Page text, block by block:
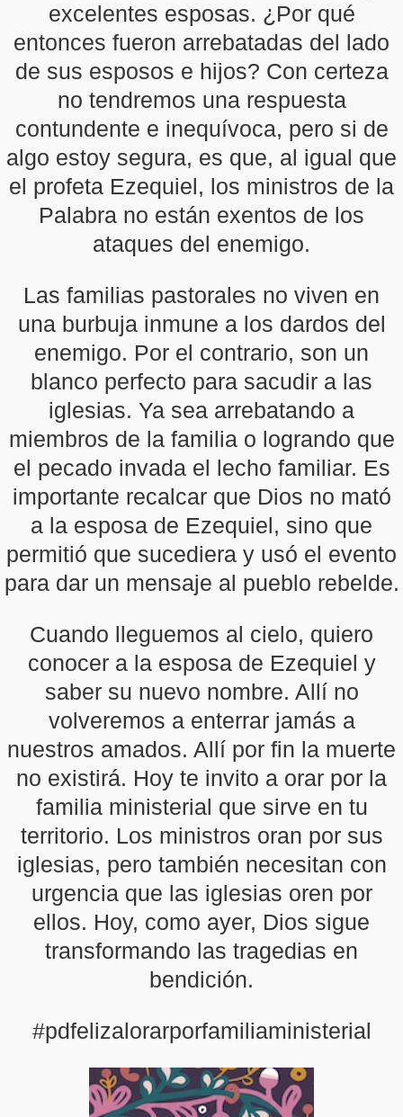
excelentes esposas. ¿Por qué
entonces fueron arrebatadas del lado
de sus esposos e hijos? Con certeza
no tendremos una respuesta
contundente e inequívoca, pero si de
algo estoy segura, es que, al igual que
el profeta Ezequiel, los ministros de la
Palabra no están exentos de los
ataques del enemigo.
Las familias pastorales no viven en
una burbuja inmune a los dardos del
enemigo. Por el contrario, son un
blanco perfecto para sacudir a las
iglesias. Ya sea arrebatando a
miembros de la familia o logrando que
el pecado invada el lecho familiar. Es
importante recalcar que Dios no mató
a la esposa de Ezequiel, sino que
permitió que sucediera y usó el evento
para dar un mensaje al pueblo rebelde.
Cuando lleguemos al cielo, quiero
conocer a la esposa de Ezequiel y
saber su nuevo nombre. Allí no
volveremos a enterrar jamás a
nuestros amados. Allí por fin la muerte
no existirá. Hoy te invito a orar por la
familia ministerial que sirve en tu
territorio. Los ministros oran por sus
iglesias, pero también necesitan con
urgencia que las iglesias oren por
ellos. Hoy, como ayer, Dios sigue
transformando las tragedias en
bendición.
#pdfelizalorarporfamiliaministerial